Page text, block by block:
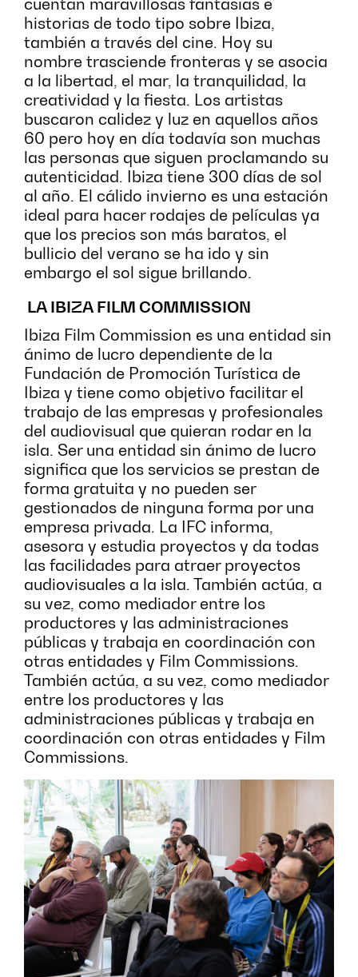
cuentan maravillosas fantasías e
historias de todo tipo sobre Ibiza,
también a través del cine. Hoy su
nombre trasciende fronteras y se asocia
a la libertad, el mar, la tranquilidad, la
creatividad y la fiesta. Los artistas
buscaron calidez y luz en aquellos años
60 pero hoy en día todavía son muchas
las personas que siguen proclamando su
autenticidad. Ibiza tiene 300 días de sol
al año. El cálido invierno es una estación
ideal para hacer rodajes de películas ya
que los precios son más baratos, el
bullicio del verano se ha ido y sin
embargo el sol sigue brillando.
LA IBIZA FILM COMMISSION
Ibiza Film Commission es una entidad sin
ánimo de lucro dependiente de la
Fundación de Promoción Turística de
Ibiza y tiene como objetivo facilitar el
trabajo de las empresas y profesionales
del audiovisual que quieran rodar en la
isla. Ser una entidad sin ánimo de lucro
significa que los servicios se prestan de
forma gratuita y no pueden ser
gestionados de ninguna forma por una
empresa privada. La IFC informa,
asesora y estudia proyectos y da todas
las facilidades para atraer proyectos
audiovisuales a la isla. También actúa, a
su vez, como mediador entre los
productores y las administraciones
públicas y trabaja en coordinación con
otras entidades y Film Commissions.
También actúa, a su vez, como mediador
entre los productores y las
administraciones públicas y trabaja en
coordinación con otras entidades y Film
Commissions.